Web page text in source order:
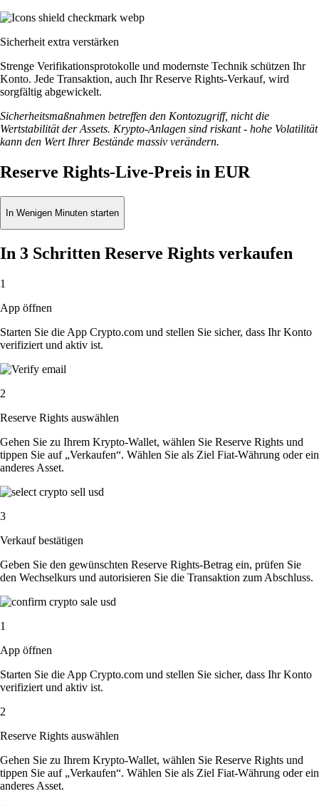
Sicherheit extra verstärken
Strenge Verifikationsprotokolle und modernste Technik schützen Ihr
Konto. Jede Transaktion, auch Ihr Reserve Rights-Verkauf, wird
sorgfältig abgewickelt.
Sicherheitsmaßnahmen betreffen den Kontozugriff, nicht die
Wertstabilität der Assets. Krypto-Anlagen sind riskant - hohe Volatilität
kann den Wert Ihrer Bestände massiv verändern.
Reserve Rights-Live-Preis in EUR
In Wenigen Minuten starten
In 3 Schritten Reserve Rights verkaufen
1
App öffnen
Starten Sie die App Crypto.com und stellen Sie sicher, dass Ihr Konto
verifiziert und aktiv ist.
2
Reserve Rights auswählen
Gehen Sie zu Ihrem Krypto-Wallet, wählen Sie Reserve Rights und
tippen Sie auf „Verkaufen“. Wählen Sie als Ziel Fiat-Währung oder ein
anderes Asset.
3
Verkauf bestätigen
Geben Sie den gewünschten Reserve Rights-Betrag ein, prüfen Sie
den Wechselkurs und autorisieren Sie die Transaktion zum Abschluss.
1
App öffnen
Starten Sie die App Crypto.com und stellen Sie sicher, dass Ihr Konto
verifiziert und aktiv ist.
2
Reserve Rights auswählen
Gehen Sie zu Ihrem Krypto-Wallet, wählen Sie Reserve Rights und
tippen Sie auf „Verkaufen“. Wählen Sie als Ziel Fiat-Währung oder ein
anderes Asset.